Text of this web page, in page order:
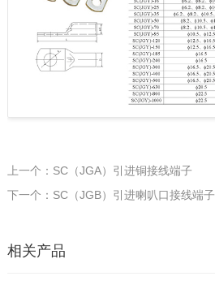
上一个：SC（JGA）引进铜接线端子
下一个：SC（JGB）引进喇叭口接线端子
相关产品